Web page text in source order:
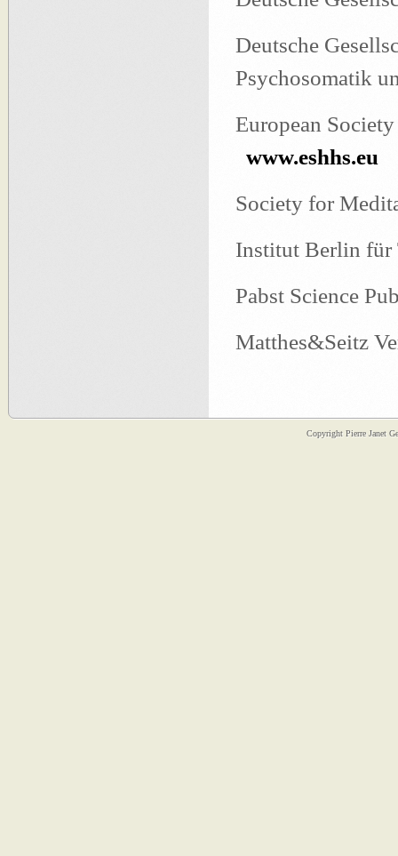
Deutsche
Psychosomatik
European
www.eshhs.eu
Society for
Institut Berlin
Pabst Science
Matthes&Seitz
Copyright Pierre Janet